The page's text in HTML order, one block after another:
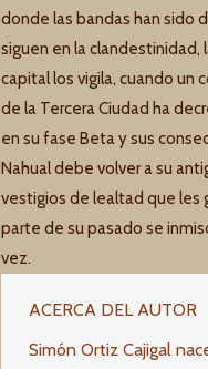
donde las bandas han sido
siguen en la
capital los vigila, cuando un
de la Tercera Ciudad ha
en su fase Beta y sus
Nahual debe volver a su
vestigios de lealtad que les
parte de su pasado se
vez.
ACERCA DEL AUTOR
Simón Ortiz Cajigal